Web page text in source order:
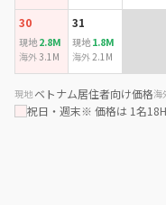
30
現地 2.8M
海外3.1M
31
現地1.8M
海外2.1M
現地 ベトナム居住者向け価格海
祝日・週末※ 価格は 1名18H